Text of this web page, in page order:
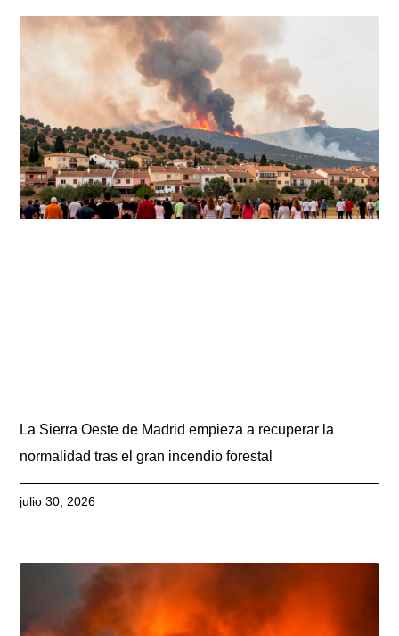
La Sierra Oeste de Madrid empieza a recuperar la
normalidad tras el gran incendio forestal
julio 30, 2026